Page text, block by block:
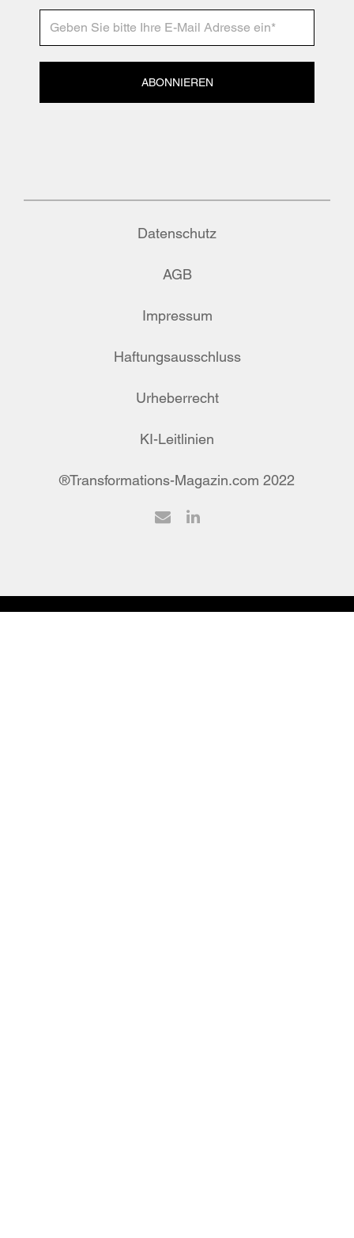
ABONNIEREN
Datenschutz
AGB
Impressum
Haftungsausschluss
Urheberrecht
KI-Leitlinien
®Transformations-Magazin.com 2022